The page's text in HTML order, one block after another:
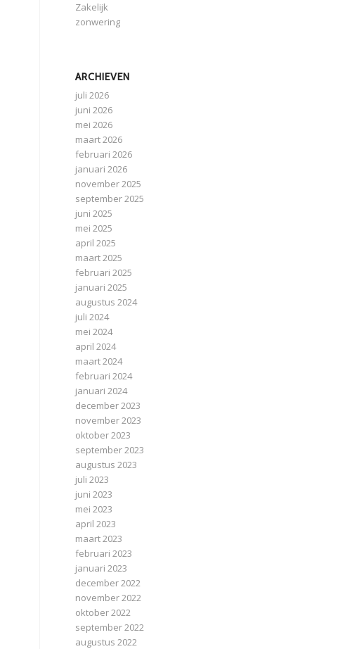
Zakelijk
zonwering
ARCHIEVEN
juli 2026
juni 2026
mei 2026
maart 2026
februari 2026
januari 2026
november 2025
september 2025
juni 2025
mei 2025
april 2025
maart 2025
februari 2025
januari 2025
augustus 2024
juli 2024
mei 2024
april 2024
maart 2024
februari 2024
januari 2024
december 2023
november 2023
oktober 2023
september 2023
augustus 2023
juli 2023
juni 2023
mei 2023
april 2023
maart 2023
februari 2023
januari 2023
december 2022
november 2022
oktober 2022
september 2022
augustus 2022